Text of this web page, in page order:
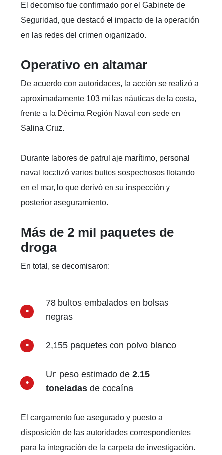
El decomiso fue confirmado por el Gabinete de
Seguridad, que destacó el impacto de la operación
en las redes del crimen organizado.
Operativo en altamar
De acuerdo con autoridades, la acción se realizó a
aproximadamente 103 millas náuticas de la costa,
frente a la Décima Región Naval con sede en
Salina Cruz.
Durante labores de patrullaje marítimo, personal
naval localizó varios bultos sospechosos flotando
en el mar, lo que derivó en su inspección y
posterior aseguramiento.
Más de 2 mil paquetes de
droga
En total, se decomisaron:
78 bultos embalados en bolsas
negras
2,155 paquetes con polvo blanco
Un peso estimado de 2.15
toneladas de cocaína
El cargamento fue asegurado y puesto a
disposición de las autoridades correspondientes
para la integración de la carpeta de investigación.